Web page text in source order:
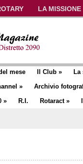
LA MISSIONE
mese Il Club » La
» Archivio
» R.I. Rotaract»